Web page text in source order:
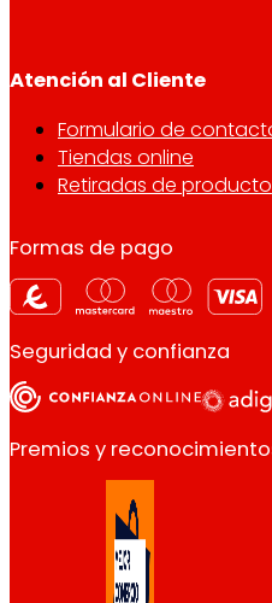
Atención al Cliente
Formulario de
Tiendas online
Retiradas de producto
Formas de pago
Seguridad y confianza
Premios y